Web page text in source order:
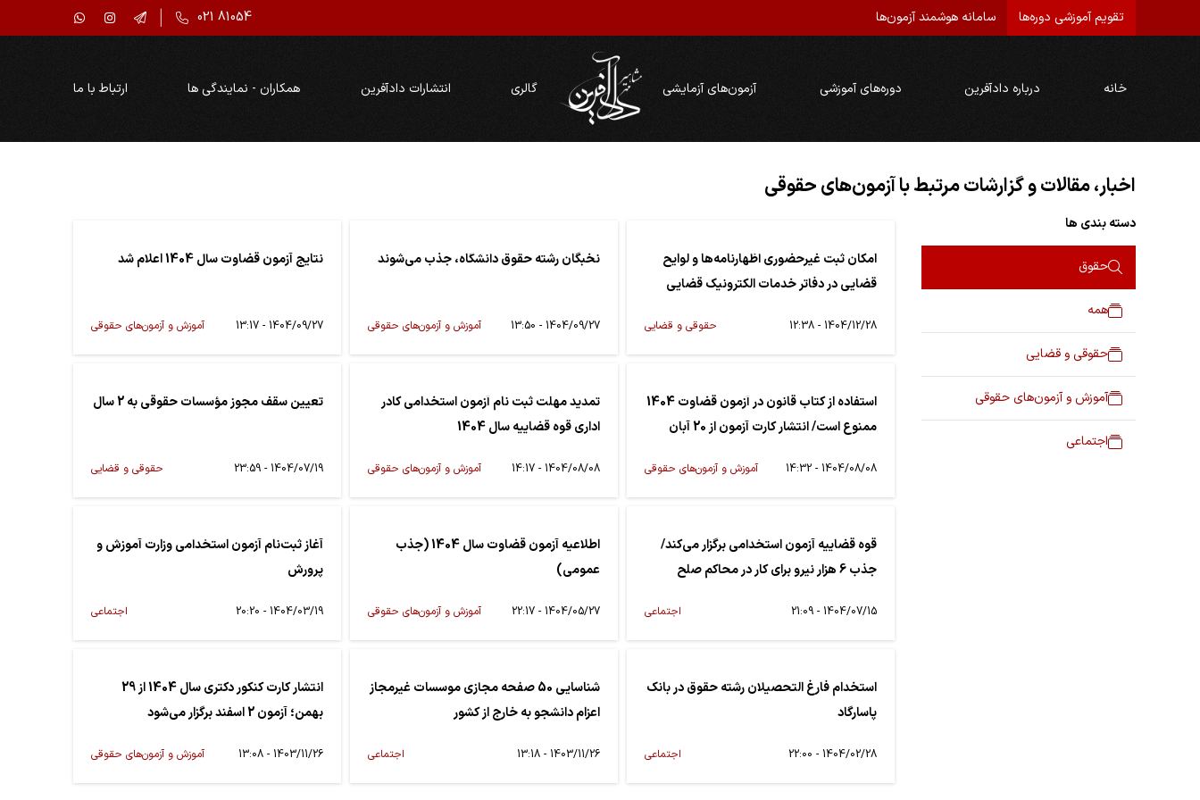
تقویم آموزشی دوره‌ها سامانه هوشمند آزمون‌ها 021 81054
خانه درباره دادآفرین دوره‌های آموزشی آزمون‌های آزمایشی گالری انتشارات دادآفرین همکاران - نمایندگی ها ارتباط با ما
اخبار، مقالات و گزارشات مرتبط با آزمون‌های حقوقی
دسته بندی ها
حقوق
همه
حقوقی و قضایی
آموزش و آزمون‌های حقوقی
اجتماعی
امکان ثبت غیرحضوری اظهارنامه‌ها و لوایح
قضایی در دفاتر خدمات الکترونیک قضایی
1404/12/28 - 12:38 حقوقی و قضایی
نخبگان رشته حقوق دانشگاه، جذب می‌شوند
1404/09/27 - 13:50 آموزش و آزمون‌های حقوقی
نتایج آزمون قضاوت سال 1404 اعلام شد
1404/09/27 - 13:17 آموزش و آزمون‌های حقوقی
استفاده از کتاب قانون در آزمون قضاوت 1404
ممنوع است/ انتشار کارت آزمون از 20 آبان
1404/08/08 - 14:32 آموزش و آزمون‌های حقوقی
تمدید مهلت ثبت نام آزمون استخدامی کادر
اداری قوه قضاییه سال 1404
1404/08/08 - 14:17 آموزش و آزمون‌های حقوقی
تعیین سقف مجوز مؤسسات حقوقی به 2 سال
1404/07/19 - 23:59 حقوقی و قضایی
قوه قضاییه آزمون استخدامی برگزار می‌کند/
جذب 6 هزار نیرو برای کار در محاکم صلح
1404/07/15 - 21:09 اجتماعی
اطلاعیه‌ آزمون قضاوت سال 1404 (جذب
عمومی)
1404/05/27 - 22:17 آموزش و آزمون‌های حقوقی
آغاز ثبت‌نام آزمون استخدامی وزارت آموزش و
پرورش
1404/03/19 - 20:20 اجتماعی
استخدام فارغ التحصیلان رشته حقوق در بانک
پاسارگاد
1404/02/28 - 22:00 اجتماعی
شناسایی 50 صفحه مجازی موسسات غیرمجاز
اعزام دانشجو به خارج از کشور
1403/11/26 - 13:18 اجتماعی
انتشار کارت کنکور دکتری سال 1404 از 29
بهمن؛ آزمون 2 اسفند برگزار می‌شود
1403/11/26 - 13:08 آموزش و آزمون‌های حقوقی